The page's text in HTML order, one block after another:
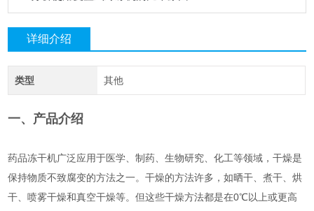
详细介绍
类型 其他
一、产品介绍
药品冻干机广泛应用于医学、制药、生物研究、化工等领域，干燥是
保持物质不致腐变的方法之一。干燥的方法许多，如晒干、煮干、烘
干、喷雾干燥和真空干燥等。但这些干燥方法都是在0℃以上或更高